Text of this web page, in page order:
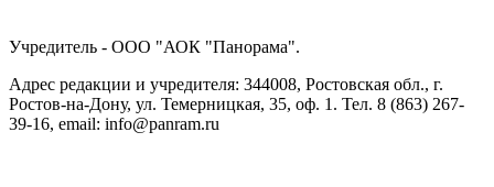
Учредитель - ООО "АОК "Панорама".
Адрес редакции и учредителя: 344008, Ростовская обл., г.
Ростов-на-Дону, ул. Темерницкая, 35, оф. 1. Тел. 8 (863) 267-
39-16, email: info@panram.ru